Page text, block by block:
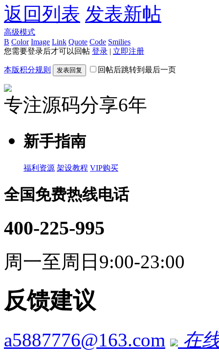
返回列表 发表新帖
高级模式
B Color Image Link Quote Code Smilies
您需要登录后才可以回帖 登录 | 立即注册
本版积分规则 发表回复 回帖后跳转到最后一页
专注源码分享6年
新手指南
福利资源 架设教程 VIP购买
全国免费热线电话
400-225-995
周一至周日9:00-23:00
反馈建议
a5887776@163.com
在